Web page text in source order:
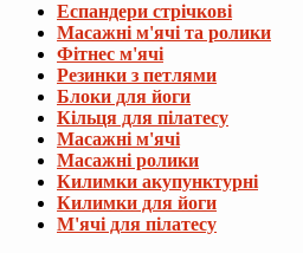
Еспандери стрічкові
Масажні м'ячі та ролики
Фітнес м'ячі
Резинки з петлями
Блоки для йоги
Кільця для пілатесу
Масажні м'ячі
Масажні ролики
Килимки акупунктурні
Килимки для йоги
М'ячі для пілатесу